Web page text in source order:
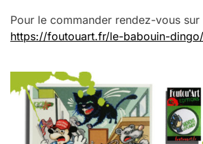
Pour le commander rendez-vous sur
https://foutouart.fr/le-babouin-dingo/